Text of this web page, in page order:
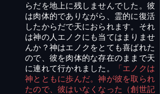
らだを地上に残しませんでした。彼
は肉体的でありながら、霊的に復活
したからだで天におられます。それ
は神の人エノクにも当てはまりませ
んか？神はエノクをとても喜ばれた
ので、彼を肉体的な存在のままで天
に連れて行かれました。
「エノクは
神とともに歩んだ。神が彼を取られ
たので、彼はいなくなった（創世記